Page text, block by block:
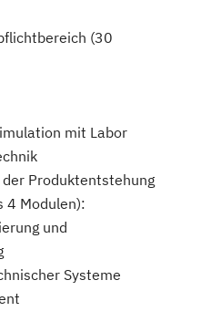
(30
mit Labor
Produktentstehung
4 Modulen):
und
Systeme